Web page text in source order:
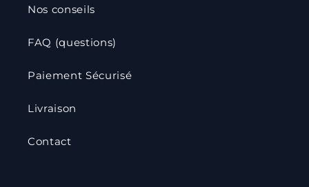
Nos conseils
FAQ (questions)
Paiement Sécurisé
Livraison
Contact